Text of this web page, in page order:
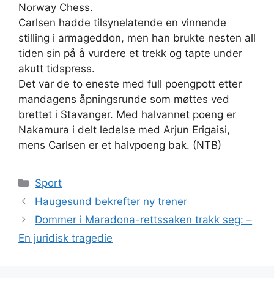
Norway Chess.
Carlsen hadde tilsynelatende en vinnende
stilling i armageddon, men han brukte nesten all
tiden sin på å vurdere et trekk og tapte under
akutt tidspress.
Det var de to eneste med full poengpott etter
mandagens åpningsrunde som møttes ved
brettet i Stavanger. Med halvannet poeng er
Nakamura i delt ledelse med Arjun Erigaisi,
mens Carlsen er et halvpoeng bak. (NTB)
Kategorier
Sport
Haugesund bekrefter ny trener
Dommer i Maradona-rettssaken trakk seg: –
En juridisk tragedie